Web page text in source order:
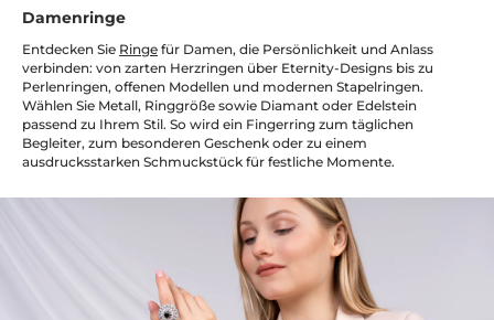
Damenringe
Entdecken Sie Ringe für Damen, die Persönlichkeit und Anlass
verbinden: von zarten Herzringen über Eternity-Designs bis zu
Perlenringen, offenen Modellen und modernen Stapelringen.
Wählen Sie Metall, Ringgröße sowie Diamant oder Edelstein
passend zu Ihrem Stil. So wird ein Fingerring zum täglichen
Begleiter, zum besonderen Geschenk oder zu einem
ausdrucksstarken Schmuckstück für festliche Momente.